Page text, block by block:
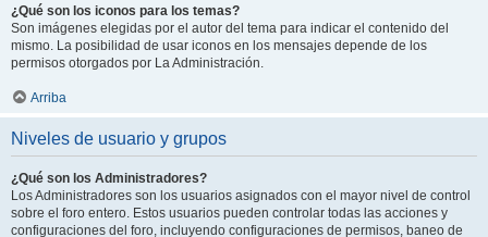
¿Qué son los iconos para los temas?
Son imágenes elegidas por el autor del tema para indicar el contenido del
mismo. La posibilidad de usar iconos en los mensajes depende de los
permisos otorgados por La Administración.
Arriba
Niveles de usuario y grupos
¿Qué son los Administradores?
Los Administradores son los usuarios asignados con el mayor nivel de control
sobre el foro entero. Estos usuarios pueden controlar todas las acciones y
configuraciones del foro, incluyendo configuraciones de permisos, baneo de